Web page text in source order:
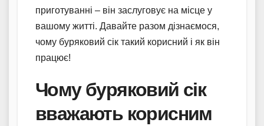
приготуванні – він заслуговує на місце у
вашому житті. Давайте разом дізнаємося,
чому буряковий сік такий корисний і як він
працює!
Чому буряковий сік
вважають корисним